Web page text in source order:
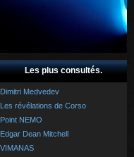
Les plus consultés.
Dimitri Medvedev
Les révélations de Corso
Point NEMO
Edgar Dean Mitchell
VIMANAS